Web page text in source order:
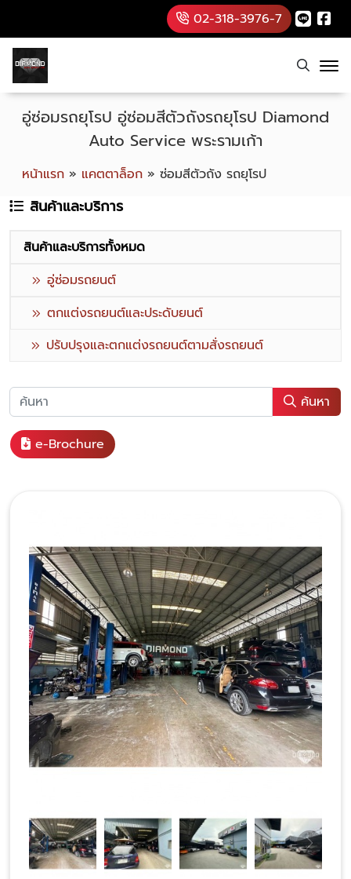
02-318-3976-7
หน้าแรก » แคตตาล็อก » ซ่อมสีตัวถัง รถยุโรป
อู่ซ่อมรถยุโรป อู่ซ่อมสีตัวถังรถยุโรป Diamond
Auto Service พระรามเก้า
สินค้าและบริการ
สินค้าและบริการทั้งหมด
อู่ซ่อมรถยนต์
ตกแต่งรถยนต์และประดับยนต์
ปรับปรุงและตกแต่งรถยนต์ตามสั่งรถยนต์
ค้นหา
e-Brochure